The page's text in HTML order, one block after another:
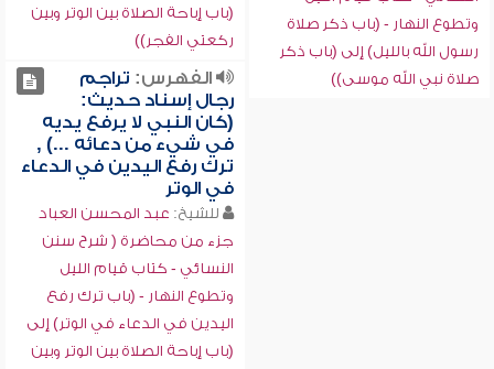
وتطوع النهار - (باب ذكر صلاة
رسول الله بالليل) إلى (باب ذكر
صلاة نبي الله موسى))
(باب إباحة الصلاة بين الوتر وبين
ركعتي الفجر))
الفهرس: تراجم
رجال إسناد حديث:
(كان النبي لا يرفع يديه
في شيء من دعائه ...) ,
ترك رفع اليدين في الدعاء
في الوتر
للشيخ: عبد المحسن العباد
جزء من محاضرة ( شرح سنن
النسائي - كتاب قيام الليل
وتطوع النهار - (باب ترك رفع
اليدين في الدعاء في الوتر) إلى
(باب إباحة الصلاة بين الوتر وبين